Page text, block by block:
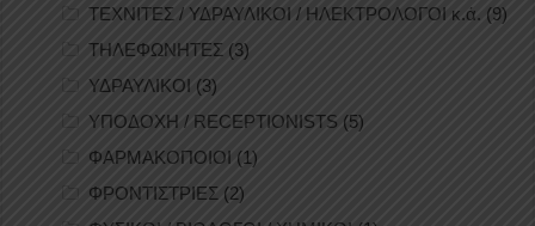
ΤΕΧΝΙΤΕΣ / ΥΔΡΑΥΛΙΚΟΙ / ΗΛΕΚΤΡΟΛΟΓΟΙ κ.ά. (9)
ΤΗΛΕΦΩΝΗΤΕΣ (3)
ΥΔΡΑΥΛΙΚΟΙ (3)
ΥΠΟΔΟΧΗ / RECEPTIONISTS (5)
ΦΑΡΜΑΚΟΠΟΙΟΙ (1)
ΦΡΟΝΤΙΣΤΡΙΕΣ (2)